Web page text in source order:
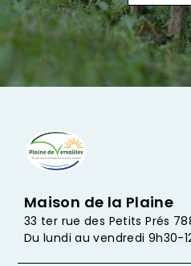
Maison de la Plaine
33 ter rue des Petits Prés
Du lundi au vendredi 9h30-